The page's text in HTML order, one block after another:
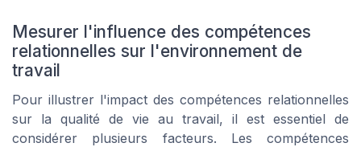
Mesurer l'influence des compétences
relationnelles sur l'environnement de
travail
Pour illustrer l'impact des compétences relationnelles
sur la qualité de vie au travail, il est essentiel de
considérer plusieurs facteurs. Les compétences